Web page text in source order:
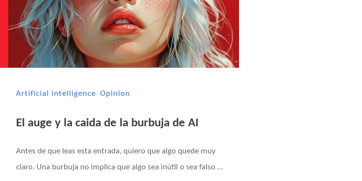
Artificial intelligence Opinion
El auge y la caida de la burbuja de AI
Antes de que leas esta entrada, quiero que algo quede muy
claro. Una burbuja no implica que algo sea inútil o sea falso …